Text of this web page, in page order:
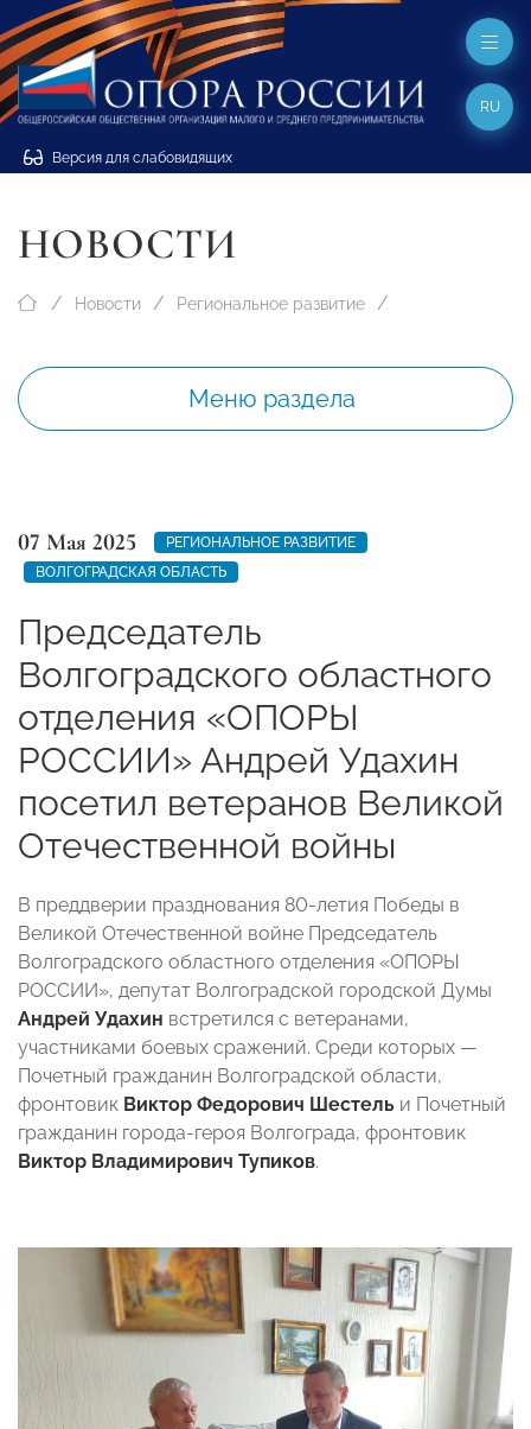
Версия для слабовидящих
RU
НОВОСТИ
Новости Региональное развитие
Меню раздела
07 Мая 2025
РЕГИОНАЛЬНОЕ РАЗВИТИЕ
ВОЛГОГРАДСКАЯ ОБЛАСТЬ
Председатель
Волгоградского областного
отделения «ОПОРЫ
РОССИИ» Андрей Удахин
посетил ветеранов Великой
Отечественной войны
В преддверии празднования 80-летия Победы в
Великой Отечественной войне Председатель
Волгоградского областного отделения «ОПОРЫ
РОССИИ», депутат Волгоградской городской Думы
Андрей Удахин встретился с ветеранами,
участниками боевых сражений. Среди которых —
Почетный гражданин Волгоградской области,
фронтовик Виктор Федорович Шестель и Почетный
гражданин города-героя Волгограда, фронтовик
Виктор Владимирович Тупиков.